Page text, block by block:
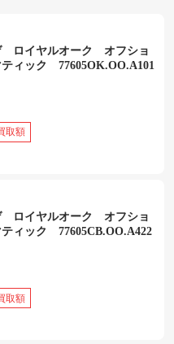
ロイヤルオーク オフショ
ィック 77605OK.OO.A101
取額
ロイヤルオーク オフショ
ィック 77605CB.OO.A422
取額